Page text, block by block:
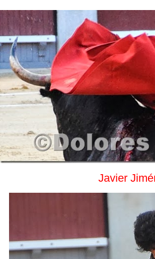
Javier